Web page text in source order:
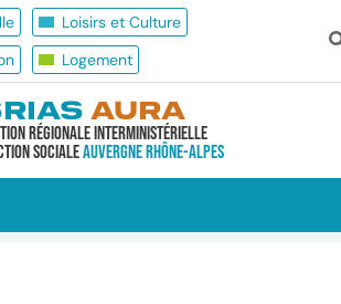
Loisirs et Culture
Logement
AURA
Régionale Interministérielle
SocialeAuvergne Rhône-Alpes